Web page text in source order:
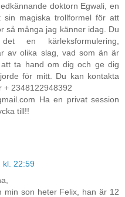
doktorn Egwali, en
sin magiska trollformel för att
så många jag känner idag. Du
en kärleksformulering,
av olika slag, vad som än är
ta hand om dig och ge dig
för mitt. Du kan kontakta
+ 2348122948392
Ha en privat session
till!!
kl. 22:59
min son heter Felix, han är 12